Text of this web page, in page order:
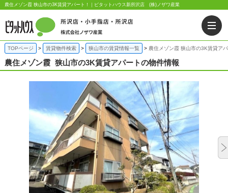
農住メゾン霞 狭山市の3K賃貸アパート！｜ピタットハウス新所沢店 (株)ノザワ産業
TOPページ 賃貸物件検索 狭山市の賃貸情報一覧 農住メゾン霞 狭山市の3K賃貸ア
農住メゾン霞 狭山市の3K賃貸アパートの物件情報